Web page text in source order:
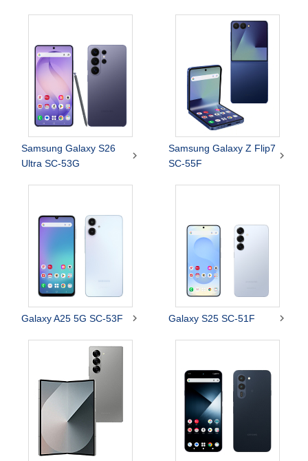
Samsung Galaxy S26
Ultra SC-53G

Samsung Galaxy Z Flip7
SC-55F

Galaxy A25 5G SC-53F  Galaxy S25 SC-51F 